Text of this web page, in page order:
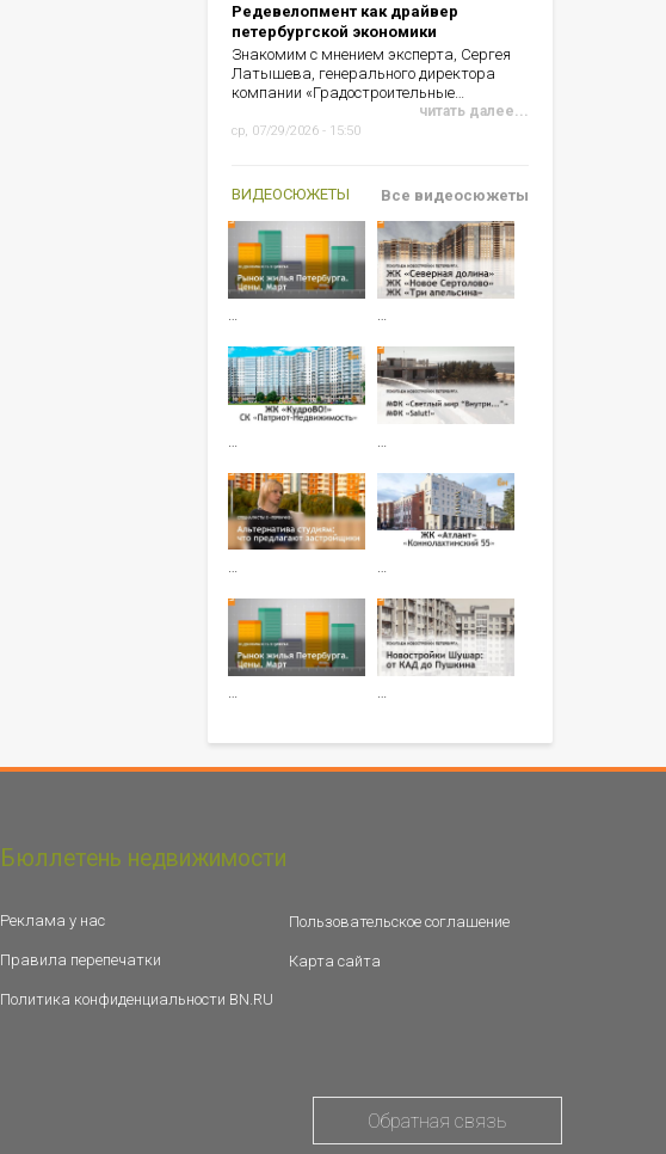
Редевелопмент как драйвер
петербургской экономики
Знакомим с мнением эксперта, Сергея
Латышева, генерального директора
компании «Градостроительные…
читать далее...
ср, 07/29/2026 - 15:50
ВИДЕОСЮЖЕТЫ
… …
… …
Все видеосюжеты
Бюллетень недвижимости
Реклама у нас
Правила перепечатки
Политика конфиденциальности BN.RU
Пользовательское соглашение
Карта сайта
Обратная связь